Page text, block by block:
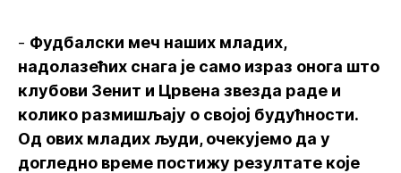
- Фудбалски меч наших младих,
надолазећих снага је само израз онога што
клубови Зенит и Црвена звезда раде и
колико размишљају о својој будућности.
Од ових младих људи, очекујемо да у
догледно време постижу резултате које